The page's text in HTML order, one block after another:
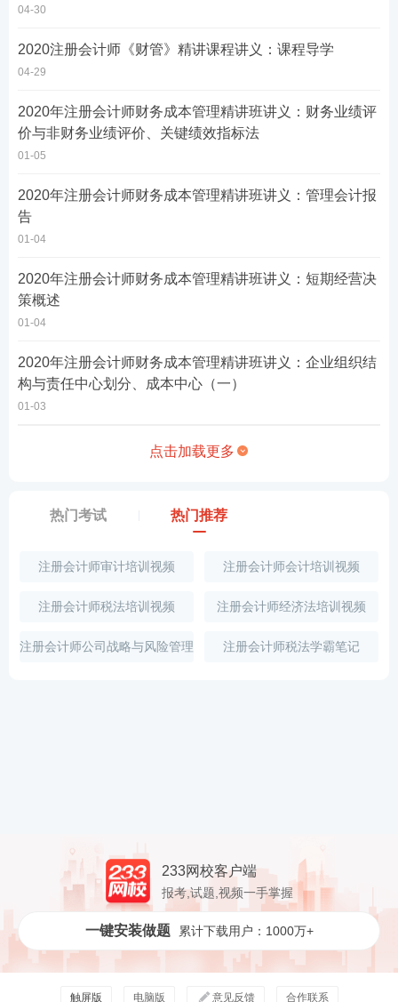
04-30
2020注册会计师《财管》精讲课程讲义：课程导学
04-29
2020年注册会计师财务成本管理精讲班讲义：财务业绩评
价与非财务业绩评价、关键绩效指标法
01-05
2020年注册会计师财务成本管理精讲班讲义：管理会计报
告
01-04
2020年注册会计师财务成本管理精讲班讲义：短期经营决
策概述
01-04
2020年注册会计师财务成本管理精讲班讲义：企业组织结
构与责任中心划分、成本中心（一）
01-03
点击加载更多
热门考试 热门推荐
注册会计师审计培训视频 注册会计师会计培训视频
注册会计师税法培训视频 注册会计师经济法培训视频
注册会计师公司战略与风险管理 注册会计师税法学霸笔记
233网校客户端
报考,试题,视频一手掌握
一键安装做题 累计下载用户：1000万+
触屏版 电脑版 意见反馈 合作联系